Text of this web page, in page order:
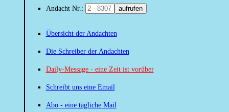
Andacht Nr.: aufrufen
Übersicht der Andachten
Die Schreiber der Andachten
Daily-Message - eine Zeit ist vorüber
Schreibt uns eine Email
Abo - eine tägliche Mail